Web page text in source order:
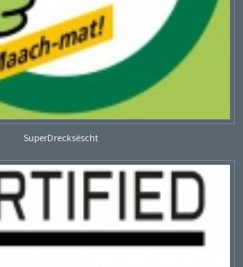
SuperDrecksëscht